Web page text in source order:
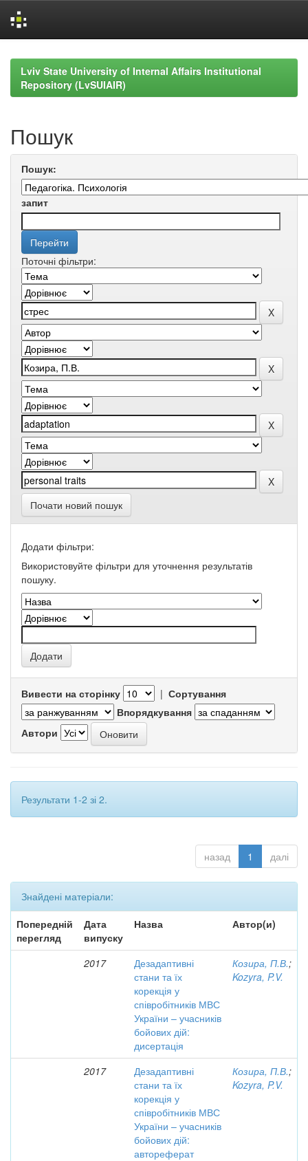
navigationLviv State University of Internal Affairs Institutional
Repository (LvSUIAIR)
Пошук
Пошук:
запит
Поточні фільтри:
Почати новий пошук
Додати фільтри:
Використовуйте фільтри для уточнення результатів
пошуку.
Вивести на сторінку | Сортування
Впорядкування
Автори
Результати 1-2 зі 2.
назад 1 далі
Знайдені матеріали:
Попередній
перегляд
Дата
випуску
Назва Автор(и)
2017
Дезадаптивні
стани та їх
корекція у
співробітників МВС
України – учасників
бойових дій:
дисертація
Козира, П.В.;
Kozyra, P.V.
2017
Дезадаптивні
стани та їх
корекція у
співробітників МВС
України – учасників
бойових дій:
автореферат
Козира, П.В.;
Kozyra, P.V.